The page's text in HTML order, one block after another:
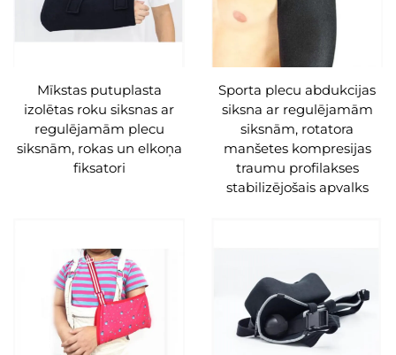
Mīkstas putuplasta
izolētas roku siksnas ar
regulējamām plecu
siksnām, rokas un elkoņa
fiksatori
Sporta plecu abdukcijas
siksna ar regulējamām
siksnām, rotatora
manšetes kompresijas
traumu profilakses
stabilizējošais apvalks